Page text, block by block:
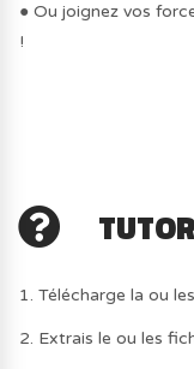
● Ou joignez vos
!
1. Télécharge la ou
2. Extrais le ou les